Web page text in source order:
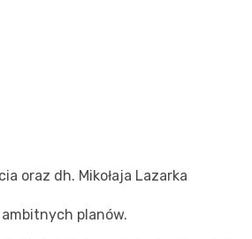
oraz dh. Mikołaja Lazarka
planów.